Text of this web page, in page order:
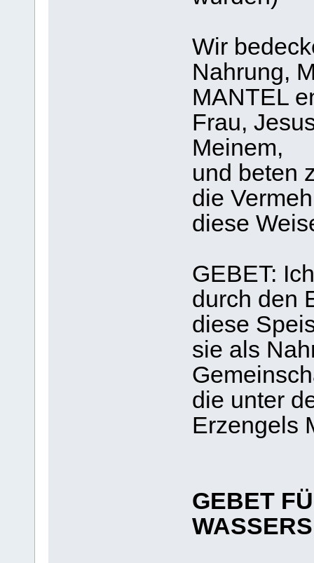
Wir
Nahrung,
MANTEL
Frau,
Meinem,
und beten
die
diese
GEBET:
durch den
diese
sie als
die unter
Erzengels
GEBET
WASSERS